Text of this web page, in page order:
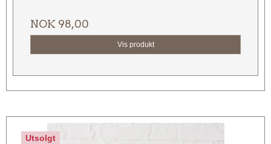
NOK 98,00
Vis produkt
Utsolgt